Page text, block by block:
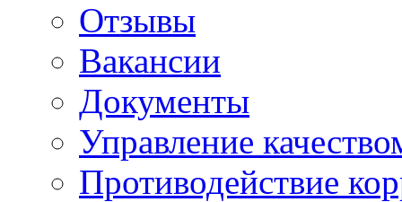
Отзывы
Вакансии
Документы
Управление
Противодействие